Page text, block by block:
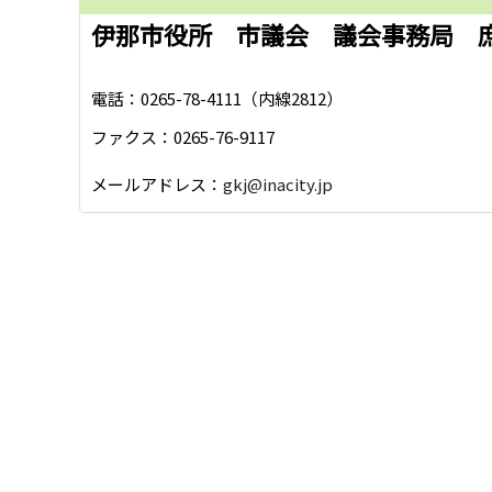
伊那市役所 市議会 議会事務局
電話：0265-78-4111（内線2812）
ファクス：0265-76-9117
メールアドレス： gkj@inacity.jp